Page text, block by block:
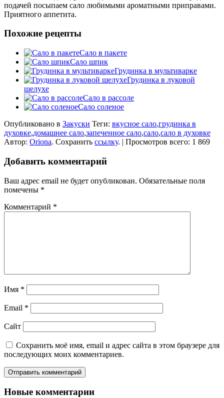
подачей посыпаем сало любимыми ароматными приправами.
Приятного аппетита.
Похожие рецепты
Сало в пакете
Сало шпик
Грудинка в мультиварке
Грудинка в луковой
шелухе
Сало в рассоле
Сало соленое
Опубликовано в Закуски Теги: вкусное сало,грудинка в
духовке,домашнее сало,запеченное сало,сало,сало в духовке
Автор: Oriona. Сохранить ссылку. | Просмотров всего: 1 869
Добавить комментарий
Ваш адрес email не будет опубликован. Обязательные поля
помечены *
Комментарий *
Имя *
Email *
Сайт
Сохранить моё имя, email и адрес сайта в этом браузере для
последующих моих комментариев.
Новые комментарии